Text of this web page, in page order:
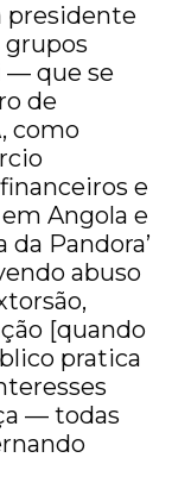
presidente
grupos
— que se
de
como
e
Angola e
Pandora’
abuso
[quando
pratica
— todas